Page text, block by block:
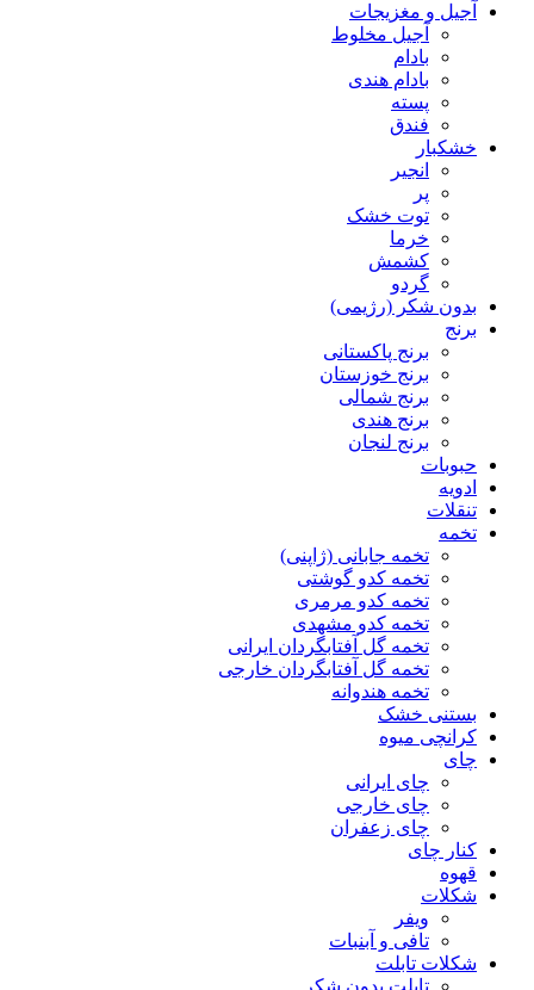
آجیل و مغزیجات
آجیل مخلوط
بادام
بادام هندی
پسته
فندق
خشکبار
انجیر
پر
توت خشک
خرما
کشمش
گردو
بدون شکر (رژیمی)
برنج
برنج پاکستانی
برنج خوزستان
برنج شمالی
برنج هندی
برنج لنجان
حبوبات
ادویه
تنقلات
تخمه
تخمه جابانی (ژاپنی)
تخمه کدو گوشتی
تخمه کدو مرمری
تخمه کدو مشهدی
تخمه گل آفتابگردان ایرانی
تخمه گل آفتابگردان خارجی
تخمه هندوانه
بستنی خشک
کرانچی میوه
چای
چای ایرانی
چای خارجی
چای زعفران
کنار چای
قهوه
شکلات
ویفر
تافی و آبنبات
شکلات تابلت